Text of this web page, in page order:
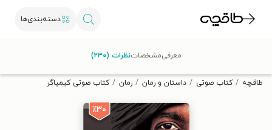
دسته‌بندی‌ها
تخفیف از طاقچه دریافت کن.
طاقچه کتاب صوتی داستان و رمان رمان کتاب صوتی کیمیاگر
٪۳۰
معرفیمشخصاتنظرات (۲۳۰)